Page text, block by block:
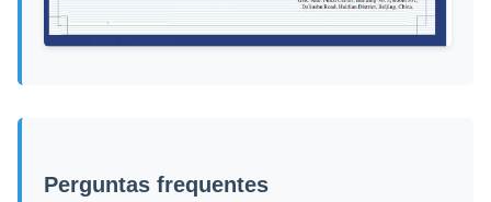
Perguntas frequentes